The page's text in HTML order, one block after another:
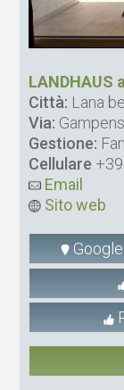
LANDHAUS
Città: Lana
Via:
Gestione:
Cellulare
Email
Sito web